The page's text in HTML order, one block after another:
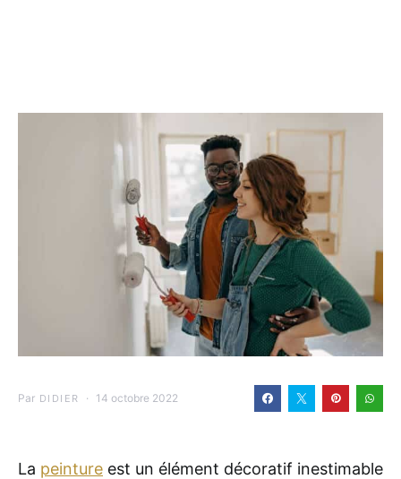
Par DIDIER 14 octobre 2022
La peinture est un élément décoratif inestimable